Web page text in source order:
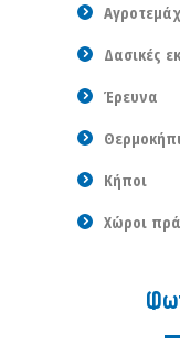
Δασικές
Έρευνα
Κήποι
Χώροι